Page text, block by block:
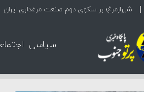
شیرازمرغ؛ بر سکوی دوم صنعت مرغداری ایران
سیاسی